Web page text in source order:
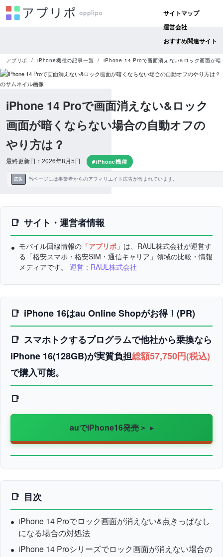
サイトマップ
運営会社
おすすめ関連サイト
アプリポ iPhone機種の記事一覧 iPhone 14 Proで画面消えない&ロック画面が暗
iPhone 14 Proで画面消えない&ロック
画面が暗くならない場合の自動オフの
やり方は？
最終更新日：2026年8月5日 #iPhone機種
広告 当ページには事業者からのアフィリエイト広告が含まれています。
サイト・運営者情報
モバイル回線情報の 「アプリポ」 は、RAUL株式会社が運営す
る「格安スマホ・格安SIM・通信キャリア」領域の比較・情報
メディアです。 運営：RAUL株式会社
iPhone 16はau Online Shopがお得！(PR)
スマホトクするプログラムで他社から乗換なら
iPhone 16(128GB)が実質負担総額57,750円(税込)
で購入可能。
auでiPhone16発売＞
目次
iPhone 14 Proでロック画面が消えない&点きっぱなし
になる場合の対処法
iPhone 14 Proシリーズでロック画面が消えない場合の